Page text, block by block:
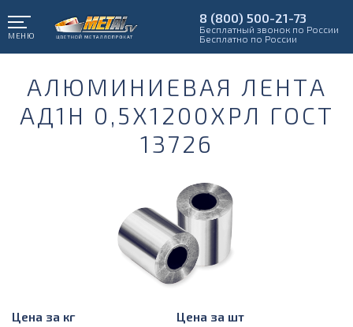
МЕНЮ
8 (800) 500-21-73
Бесплатный звонок по России
Бесплатно по России
АЛЮМИНИЕВАЯ ЛЕНТА
АД1Н 0,5Х1200ХРЛ ГОСТ
13726
Цена за кг Цена за шт